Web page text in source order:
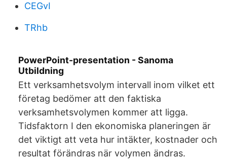
CEGvI
TRhb
PowerPoint-presentation - Sanoma
Utbildning
Ett verksamhetsvolym intervall inom vilket ett
företag bedömer att den faktiska
verksamhetsvolymen kommer att ligga.
Tidsfaktorn I den ekonomiska planeringen är
det viktigt att veta hur intäkter, kostnader och
resultat förändras när volymen ändras.